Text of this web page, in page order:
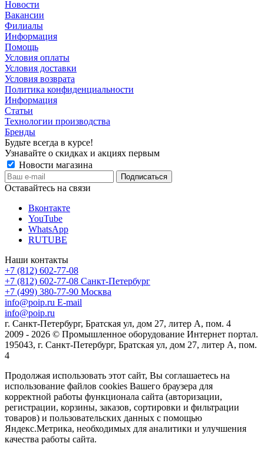
Новости
Вакансии
Филиалы
Информация
Помощь
Условия оплаты
Условия доставки
Условия возврата
Политика конфиденциальности
Информация
Статьи
Технологии производства
Бренды
Будьте всегда в курсе!
Узнавайте о скидках и акциях первым
Новости магазина
Оставайтесь на связи
Вконтакте
YouTube
WhatsApp
RUTUBE
Наши контакты
+7 (812) 602-77-08
+7 (812) 602-77-08 Санкт-Петербург
+7 (499) 380-77-90 Москва
info@poip.ru E-mail
info@poip.ru
г. Санкт-Петербург, Братская ул, дом 27, литер А, пом. 4
2009 - 2026 © Промышленное оборудование Интернет портал.
195043, г. Санкт-Петербург, Братская ул, дом 27, литер А, пом.
4
Продолжая использовать этот сайт, Вы соглашаетесь на
использование файлов cookies Вашего браузера для
корректной работы функционала сайта (авторизации,
регистрации, корзины, заказов, сортировки и фильтрации
товаров) и пользовательских данных с помощью
Яндекс.Метрика, необходимых для аналитики и улучшения
качества работы сайта.